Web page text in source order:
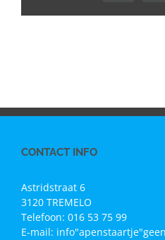
CONTACT INFO
Astridstraat 6
3120 TREMELO
Telefoon: 016 53 75 99
E-mail: